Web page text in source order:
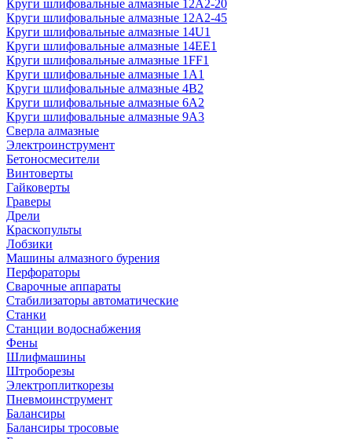
Круги шлифовальные алмазные 12А2-20
Круги шлифовальные алмазные 12А2-45
Круги шлифовальные алмазные 14U1
Круги шлифовальные алмазные 14ЕЕ1
Круги шлифовальные алмазные 1FF1
Круги шлифовальные алмазные 1А1
Круги шлифовальные алмазные 4В2
Круги шлифовальные алмазные 6A2
Круги шлифовальные алмазные 9А3
Сверла алмазные
Электроинструмент
Бетоносмесители
Винтоверты
Гайковерты
Граверы
Дрели
Краскопульты
Лобзики
Машины алмазного бурения
Перфораторы
Сварочные аппараты
Стабилизаторы автоматические
Станки
Станции водоснабжения
Фены
Шлифмашины
Штроборезы
Электроплиткорезы
Пневмоинструмент
Балансиры
Балансиры тросовые